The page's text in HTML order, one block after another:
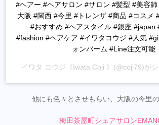
#ヘアー #ヘアサロン #サロン #髪型 #美容
大阪 #関西 #今里 #トレンザ #商品 #コスメ
#おすすめ #ヘアスタイル #銀座 #japan
#fashion #ヘアケア #イワタコウジ #人気
ォンバーム #Line注文可能
イワタ コウジ《Iwata Coji 》 (@coji79)がシ
他にも色々とさせもらい、大阪の今里
梅田茶屋町シェアサロン